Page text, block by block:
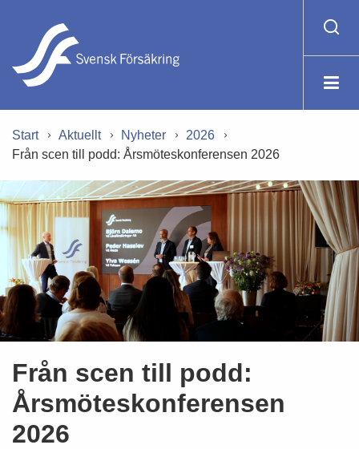
Start Aktuellt Nyheter
2026
Från scen till podd: Årsmöteskonferensen 2026
Från scen till podd:
Årsmöteskonferensen
2026